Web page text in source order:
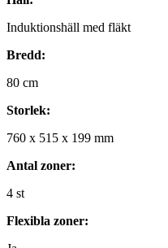
Induktionshäll med fläkt
Bredd:
80 cm
Storlek:
760 x 515 x 199 mm
Antal zoner:
4 st
Flexibla zoner: